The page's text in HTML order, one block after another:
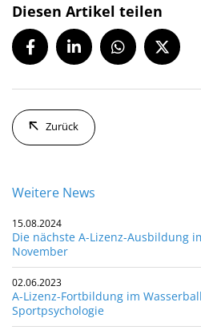
Diesen Artikel teilen
Zurück
Weitere News
15.08.2024
Die nächste A-Lizenz-Ausbildung
November
02.06.2023
A-Lizenz-Fortbildung im
Sportpsychologie